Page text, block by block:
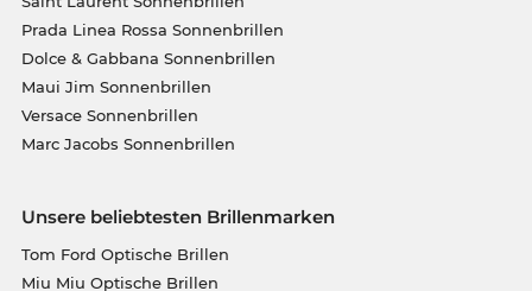
Prada Linea Rossa Sonnenbrillen
Dolce & Gabbana Sonnenbrillen
Maui Jim Sonnenbrillen
Versace Sonnenbrillen
Marc Jacobs Sonnenbrillen
Unsere beliebtesten Brillenmarken
Tom Ford Optische Brillen
Miu Miu Optische Brillen